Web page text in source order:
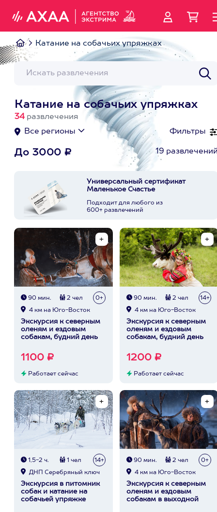
Катание на собачьих упряжках
Катание на собачьих упряжках
34 развлечения
Фильтры
Все регионы
До 3000 ₽ 19
Универсальный сертификат
Маленькое Счастье
Подходит для любого из
600+ развлечений
90 мин. 2 чел 0+
4 км на Юго-Восток
Экскурсия к северным
оленям и ездовым
собакам, будний день
1100 ₽
Работает сейчас
90 мин. 2 чел 14+
4 км на Юго-Восток
Экскурсия к северным
оленям и ездовым
собакам, будний день
1200 ₽
Работает сейчас
1,5-2 ч. 1 чел 14+
ДНП Серебряный ключ
Экскурсия в питомник
собак и катание на
собачьей упряжке
90 мин. 2 чел 0+
4 км на Юго-Восток
Экскурсия к северным
оленям и ездовым
собакам в выходной